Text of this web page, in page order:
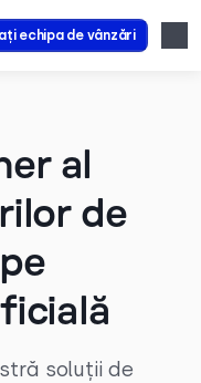
echipa de vânzări
al
de
soluții de